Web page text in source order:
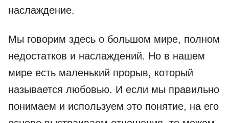
наслаждение.
Мы говорим здесь о большом мире, полном
недостатков и наслаждений. Но в нашем
мире есть маленький прорыв, который
называется любовью. И если мы правильно
понимаем и используем это понятие, на его